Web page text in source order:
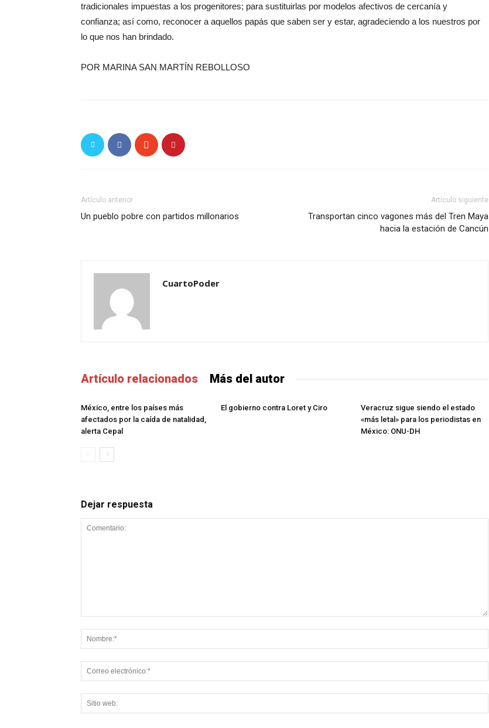
tradicionales impuestas a los progenitores; para sustituirlas por modelos afectivos de cercanía y
confianza; así como, reconocer a aquellos papás que saben ser y estar, agradeciendo a los nuestros por
lo que nos han brindado.
POR MARINA SAN MARTÍN REBOLLOSO
Artículo anterior
Un pueblo pobre con partidos millonarios
Artículo siguiente
Transportan cinco vagones más del Tren Maya
hacia la estación de Cancún
CuartoPoder
Artículo relacionados Más del autor
México, entre los países más
afectados por la caída de natalidad,
alerta Cepal
El gobierno contra Loret y Ciro
Veracruz sigue siendo el estado
«más letal» para los periodistas en
México: ONU-DH
Dejar respuesta